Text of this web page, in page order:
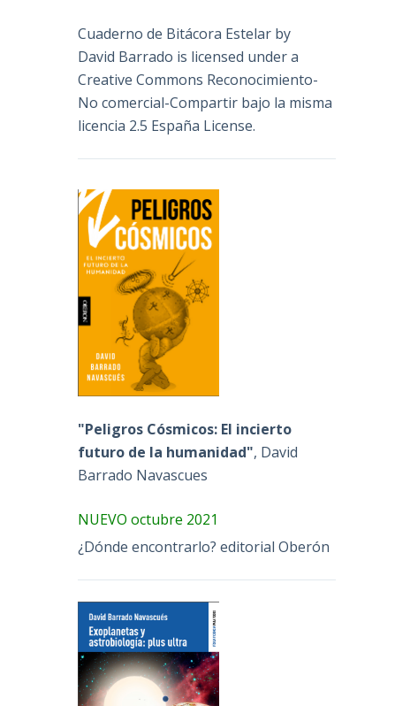
Cuaderno de Bitácora Estelar by
David Barrado is licensed under a
Creative Commons Reconocimiento-
No comercial-Compartir bajo la misma
licencia 2.5 España License.
"Peligros Cósmicos: El incierto
futuro de la humanidad", David
Barrado Navascues
NUEVO octubre 2021
¿Dónde encontrarlo? editorial Oberón